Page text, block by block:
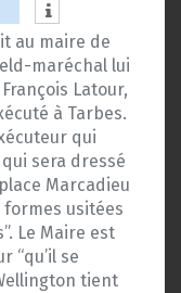
au maire de
maréchal lui
Latour,
à Tarbes.
qui
sera dressé
Marcadieu
formes usitées
Le Maire est
“qu’il se
tient